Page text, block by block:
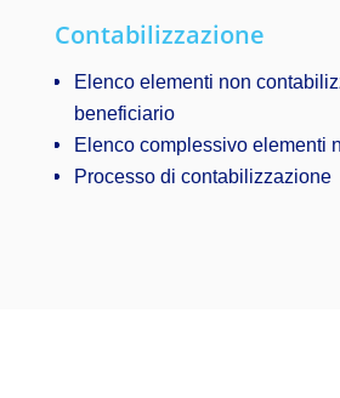
Contabilizzazione
Elenco elementi non
beneficiario
Elenco complessivo elementi
Processo di contabilizzazione